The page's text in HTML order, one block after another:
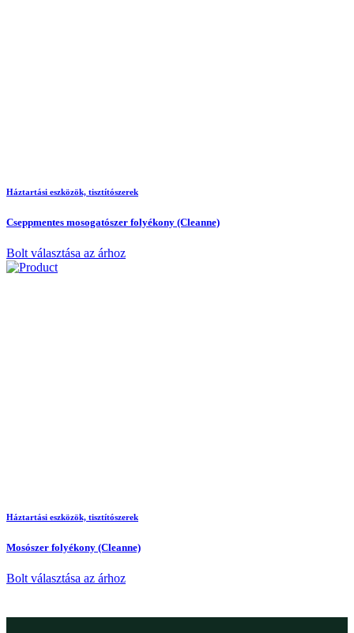
Háztartási eszközök, tisztítószerek
Cseppmentes mosogatószer folyékony (Cleanne)
Bolt választása az árhoz
Háztartási eszközök, tisztítószerek
Mosószer folyékony (Cleanne)
Bolt választása az árhoz